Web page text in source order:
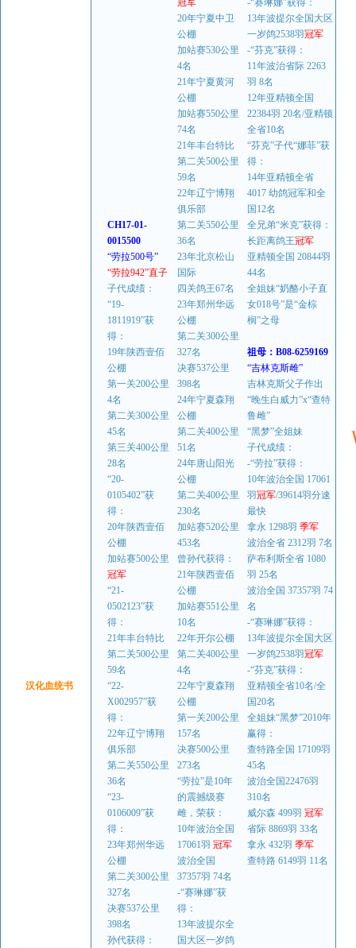
汉化血统书
CH17-01-
0015500
“劳拉500号”
“劳拉942”直子
子代成绩：
“19-
1811919”获
得：
19年陕西壹佰
公棚
第一关200公里
4名
第二关300公里
45名
第三关400公里
28名
“20-
0105402”获
得：
20年陕西壹佰
公棚
加站赛500公里
冠军
“21-
0502123”获
得：
21年丰台特比
第二关500公里
59名
“22-
X002957”获
得：
22年辽宁博翔
俱乐部
第二关550公里
36名
“23-
0106009”获
得：
23年郑州华远
公棚
第二关300公里
327名
决赛537公里
398名
孙代获得：
冠军
20年宁夏中卫
公棚
加站赛530公里
4名
21年宁夏黄河
公棚
加站赛550公里
74名
21年丰台特比
第二关500公里
59名
22年辽宁博翔
俱乐部
第二关550公里
36名
23年北京松山
国际
四关鸽王67名
23年郑州华远
公棚
第二关300公里
327名
决赛537公里
398名
24年宁夏森翔
公棚
第二关400公里
51名
24年唐山阳光
公棚
第二关400公里
230名
加站赛520公里
453名
曾孙代获得：
21年陕西壹佰
公棚
加站赛551公里
10名
22年开尔公棚
第二关400公里
4名
22年宁夏森翔
公棚
第一关200公里
157名
决赛500公里
273名
“劳拉”是10年
的震撼级赛
雌，荣获：
10年波治全国
17061羽 冠军
波治全国
37357羽 74名
-“赛琳娜”获
得：
13年波提尔全
国大区一岁鸽
-“赛琳娜”获得：
13年波提尔全国大区
一岁鸽2538羽冠军
-“芬克”获得：
11年波治省际 2263
羽 8名
12年亚精顿全国
22384羽 20名/亚精顿
全省10名
“芬克”子代“娜菲”获
得：
14年亚精顿全省
4017 幼鸽冠军和全
国12名
全兄弟“米克”获得：
长距离鸽王冠军
亚精顿全国 20844羽
44名
全姐妹“奶酪小子直
女018号”是“金棕
榈”之母
祖母：B08-6259169
“吉林克斯雌”
吉林克斯父子作出
“晚生白威力”x“查特
鲁雌”
“黑梦”全姐妹
子代成绩：
-“劳拉”获得：
10年波治全国 17061
羽冠军/39614羽分速
最快
拿永 1298羽 季军
波治全省 2312羽 7名
萨布利斯全省 1080
羽 25名
波治全国 37357羽 74
名
-“赛琳娜”获得：
13年波提尔全国大区
一岁鸽2538羽冠军
-“芬克”获得：
亚精顿全省10名/全
国20名
全姐妹“黑梦”2010年
赢得：
查特路全国 17109羽
45名
波治全国22476羽
310名
威尔森 499羽 冠军
省际 8869羽 33名
拿永 432羽 季军
查特路 6149羽 11名